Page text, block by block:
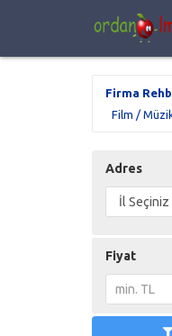
Firma
Film /
Adres
Fiyat